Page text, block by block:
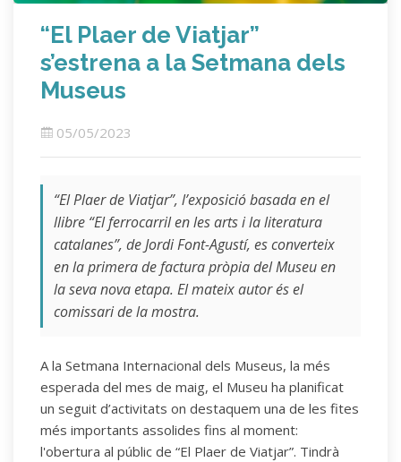
“El Plaer de Viatjar”
s’estrena a la Setmana dels
Museus
05/05/2023
“El Plaer de Viatjar”, l’exposició basada en el
llibre “El ferrocarril en les arts i la literatura
catalanes”, de Jordi Font-Agustí, es converteix
en la primera de factura pròpia del Museu en
la seva nova etapa. El mateix autor és el
comissari de la mostra.
A la Setmana Internacional dels Museus, la més
esperada del mes de maig, el Museu ha planificat
un seguit d’activitats on destaquem una de les fites
més importants assolides fins al moment:
l'obertura al públic de “El Plaer de Viatjar”. Tindrà